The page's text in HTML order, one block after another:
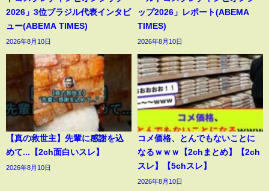
2026」3位ブラジル代表インタビ
ュー(ABEMA TIMES)
2026年8月10日
ップ2026」レポート(ABEMA
TIMES)
2026年8月10日
【真の救世主】先輩に感謝を込
めて...【2ch面白いスレ】
2026年8月10日
コメ価格、とんでもないことに
なるｗｗｗ【2chまとめ】【2ch
スレ】【5chスレ】
2026年8月10日